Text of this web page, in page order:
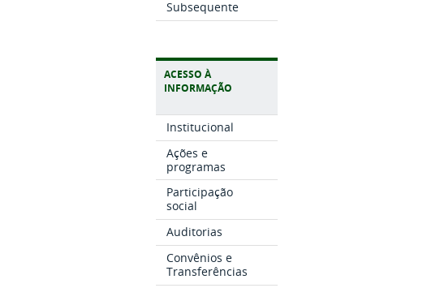
Subsequente
ACESSO À
INFORMAÇÃO
Institucional
Ações e
programas
Participação
social
Auditorias
Convênios e
Transferências